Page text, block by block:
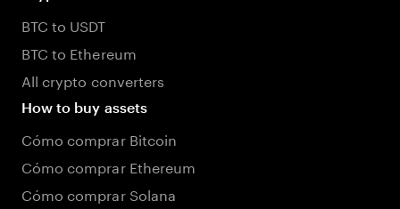
BTC to USDT
BTC to Ethereum
All crypto converters
How to buy assets
Cómo comprar Bitcoin
Cómo comprar Ethereum
Cómo comprar Solana